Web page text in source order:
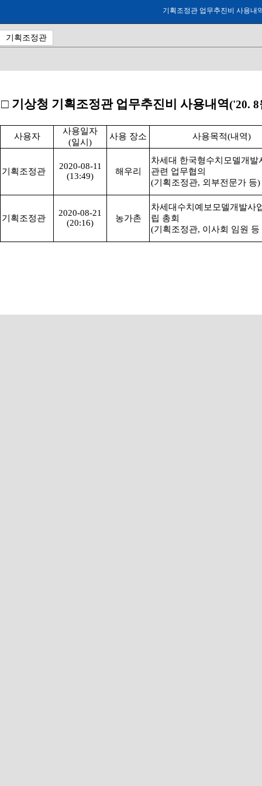
기획조정관 업무추진비 사용내
기획조정관